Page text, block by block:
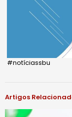
#notíciassbu
Artigos